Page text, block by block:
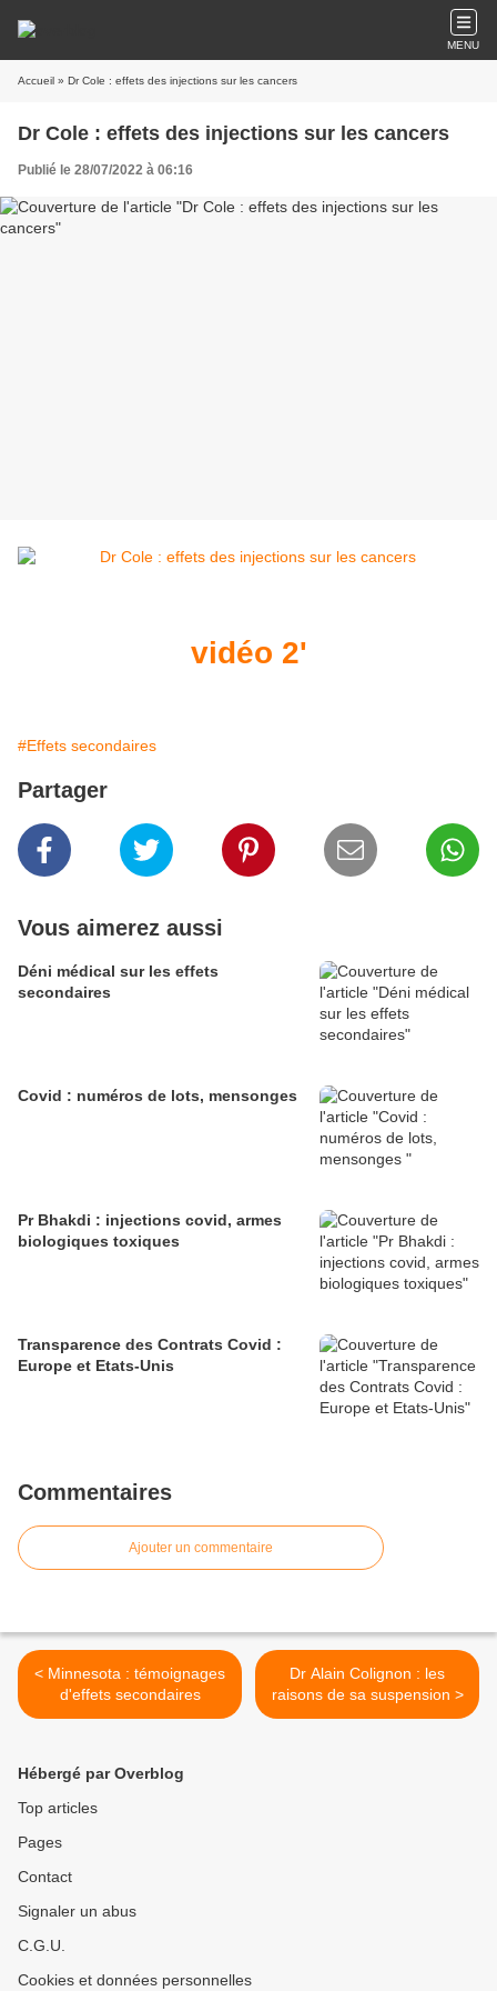
MENU
Accueil » Dr Cole : effets des injections sur les cancers
Dr Cole : effets des injections sur les cancers
Publié le 28/07/2022 à 06:16
vidéo 2'
#Effets secondaires
Partager
Vous aimerez aussi
Déni médical sur les effets
secondaires
Covid : numéros de lots, mensonges
Pr Bhakdi : injections covid, armes
biologiques toxiques
Transparence des Contrats Covid :
Europe et Etats-Unis
Commentaires
Ajouter un commentaire
< Minnesota : témoignages
d'effets secondaires
Dr Alain Colignon : les
raisons de sa suspension >
Hébergé par Overblog
Top articles
Pages
Contact
Signaler un abus
C.G.U.
Cookies et données personnelles